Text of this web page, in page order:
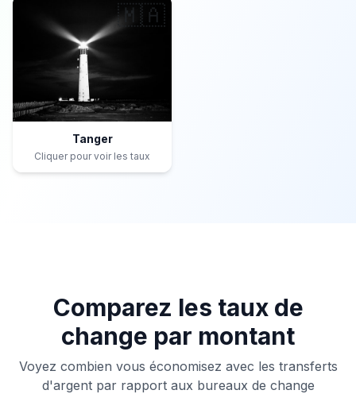
🇲🇦
Tanger
Cliquer pour voir les taux
Comparez les taux de
change par montant
Voyez combien vous économisez avec les transferts
d'argent par rapport aux bureaux de change